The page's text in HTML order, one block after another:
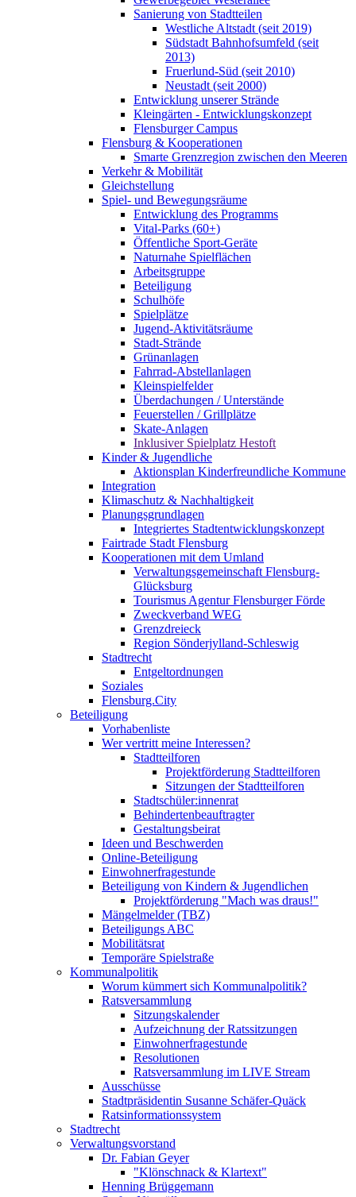
Sanierung von Stadtteilen
Westliche Altstadt (seit 2019)
Südstadt Bahnhofsumfeld (seit
2013)
Fruerlund-Süd (seit 2010)
Neustadt (seit 2000)
Entwicklung unserer Strände
Kleingärten - Entwicklungskonzept
Flensburger Campus
Flensburg & Kooperationen
Smarte Grenzregion zwischen den Meeren
Verkehr & Mobilität
Gleichstellung
Spiel- und Bewegungsräume
Entwicklung des Programms
Vital-Parks (60+)
Öffentliche Sport-Geräte
Naturnahe Spielflächen
Arbeitsgruppe
Beteiligung
Schulhöfe
Spielplätze
Jugend-Aktivitätsräume
Stadt-Strände
Grünanlagen
Fahrrad-Abstellanlagen
Kleinspielfelder
Überdachungen / Unterstände
Feuerstellen / Grillplätze
Skate-Anlagen
Inklusiver Spielplatz Hestoft
Kinder & Jugendliche
Aktionsplan Kinderfreundliche Kommune
Integration
Klimaschutz & Nachhaltigkeit
Planungsgrundlagen
Integriertes Stadtentwicklungskonzept
Fairtrade Stadt Flensburg
Kooperationen mit dem Umland
Verwaltungsgemeinschaft Flensburg-
Glücksburg
Tourismus Agentur Flensburger Förde
Zweckverband WEG
Grenzdreieck
Region Sönderjylland-Schleswig
Stadtrecht
Entgeltordnungen
Soziales
Flensburg.City
Beteiligung
Vorhabenliste
Wer vertritt meine Interessen?
Stadtteilforen
Projektförderung Stadtteilforen
Sitzungen der Stadtteilforen
Stadtschüler:innenrat
Behindertenbeauftragter
Gestaltungsbeirat
Ideen und Beschwerden
Online-Beteiligung
Einwohnerfragestunde
Beteiligung von Kindern & Jugendlichen
Projektförderung "Mach was draus!"
Mängelmelder (TBZ)
Beteiligungs ABC
Mobilitätsrat
Temporäre Spielstraße
Kommunalpolitik
Worum kümmert sich Kommunalpolitik?
Ratsversammlung
Sitzungskalender
Aufzeichnung der Ratssitzungen
Einwohnerfragestunde
Resolutionen
Ratsversammlung im LIVE Stream
Ausschüsse
Stadtpräsidentin Susanne Schäfer-Quäck
Ratsinformationssystem
Stadtrecht
Verwaltungsvorstand
Dr. Fabian Geyer
"Klönschnack & Klartext"
Henning Brüggemann